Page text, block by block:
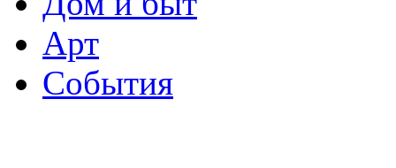
Арт
События